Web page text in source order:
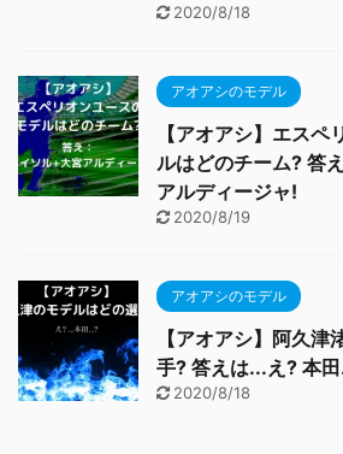
2020/8/18
アオアシのモデル
【アオアシ】エス
ルはどのチーム? 答
アルディージャ!
2020/8/19
アオアシのモデル
【アオアシ】阿久
手? 答えは...え? 本
2020/8/18